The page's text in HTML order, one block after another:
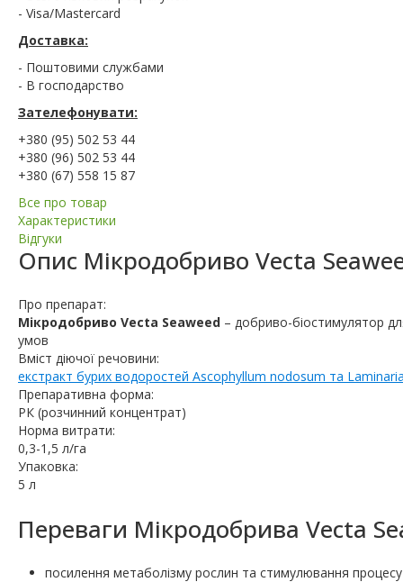
- Visa/Mastercard
Доставка:
- Поштовими службами
- В господарство
Зателефонувати:
+380 (95) 502 53 44
+380 (96) 502 53 44
+380 (67) 558 15 87
Все про товар
Характеристики
Відгуки
Опис Мікродобриво Vecta
Про препарат:
Мікродобриво Vecta Seaweed – добриво-біостимулятор
умов
Вміст діючої речовини:
екстракт бурих водоростей Ascophyllum nodosum та
Препаративна форма:
РК (розчинний концентрат)
Норма витрати:
0,3-1,5 л/га
Упаковка:
5 л
Переваги Мікродобрива Vecta
посилення метаболізму рослин та стимулювання